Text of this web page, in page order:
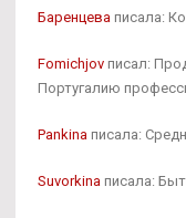
Баренцева писала:
Fomichjov писал:
Португалию
Pankina писала:
Suvorkina писала: